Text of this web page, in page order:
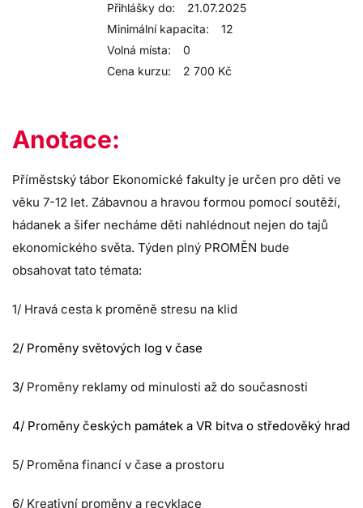
Přihlášky do:
21.07.2025
Minimální kapacita:
12
Volná místa:
0
Cena kurzu:
2 700 Kč
Anotace:
Příměstský tábor Ekonomické fakulty je určen pro děti ve
věku 7-12 let. Zábavnou a hravou formou pomocí soutěží,
hádanek a šifer necháme děti nahlédnout nejen do tajů
ekonomického světa. Týden plný PROMĚN bude
obsahovat tato témata:
1/ Hravá cesta k proměně stresu na klid
2/ Proměny světových log v čase
3/ Proměny reklamy od minulosti až do současnosti
4/ Proměny českých památek a VR bitva o středověký hrad
5/ Proměna financí v čase a prostoru
6/ Kreativní proměny a recyklace